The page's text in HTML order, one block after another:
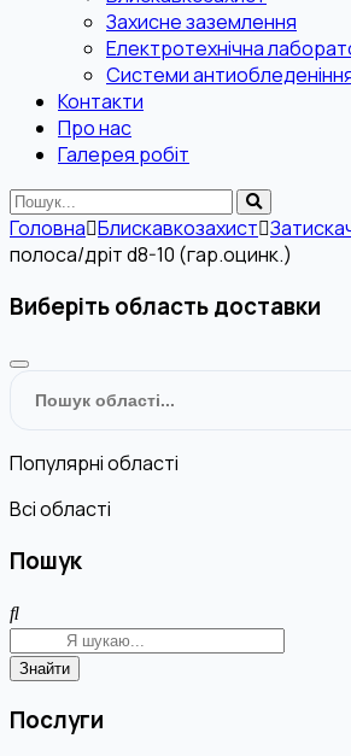
Захисне заземлення
Електротехнічна
Системи
Контакти
Про нас
Галерея робіт
Головна Блискавкозахист
полоса/дріт d8-10 (гар.оцинк.)
Виберіть область доставки
Популярні області
Всі області
Пошук
Знайти
Послуги